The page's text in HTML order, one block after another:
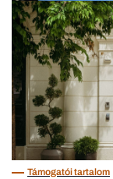
Társadalom
Támogatói tartalom